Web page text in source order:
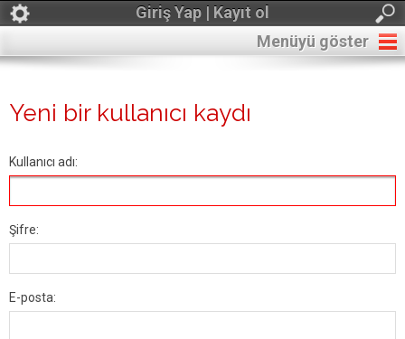
Giriş Yap | Kayıt ol
Menüyü göster
Yeni bir kullanıcı kaydı
Kullanıcı adı:
Şifre:
E-posta: